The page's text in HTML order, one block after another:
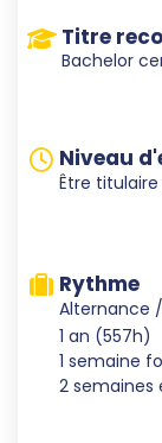
Titre
Bachelor
Niveau
Être
Rythme
Alternance
1 an (557h)
1 semaine
2 semaines